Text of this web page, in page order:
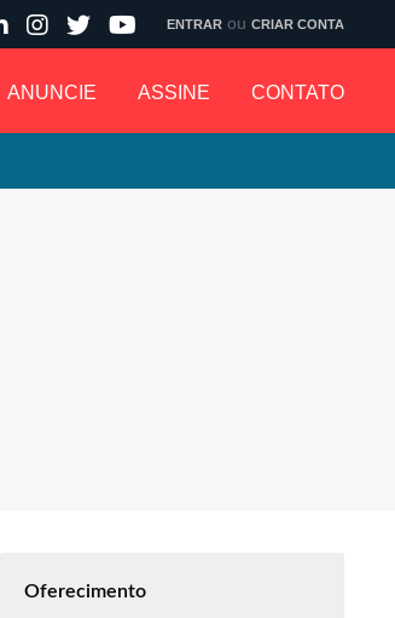
ANUNCIE ASSINE CONTATO
ENTRAR ou CRIAR CONTA
Oferecimento